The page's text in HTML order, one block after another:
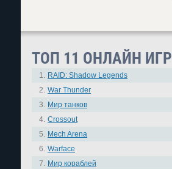
ТОП 11 ОНЛАЙН ИГР
1. RAID: Shadow Legends
2. War Thunder
3. Мир танков
4. Crossout
5. Mech Arena
6. Warface
7. Мир кораблей